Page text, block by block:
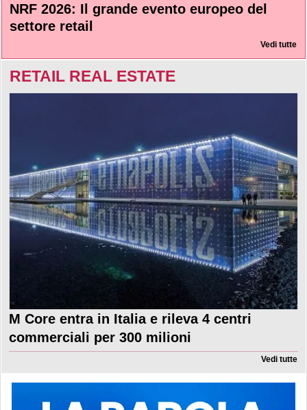
NRF 2026: Il grande evento europeo del
settore retail
Vedi tutte
RETAIL REAL ESTATE
M Core entra in Italia e rileva 4 centri
commerciali per 300 milioni
Vedi tutte